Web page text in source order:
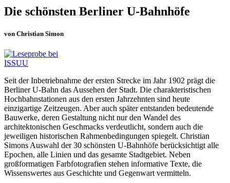
Die schönsten Berliner U-Bahnhöfe
von Christian Simon
Seit der Inbetriebnahme der ersten Strecke im Jahr 1902 prägt die
Berliner U-Bahn das Aussehen der Stadt. Die charakteristischen
Hochbahnstationen aus den ersten Jahrzehnten sind heute
einzigartige Zeitzeugen. Aber auch später entstanden bedeutende
Bauwerke, deren Gestaltung nicht nur den Wandel des
architektonischen Geschmacks verdeutlicht, sondern auch die
jeweiligen historischen Rahmenbedingungen spiegelt. Christian
Simons Auswahl der 30 schönsten U-Bahnhöfe berücksichtigt alle
Epochen, alle Linien und das gesamte Stadtgebiet. Neben
großformatigen Farbfotografien stehen informative Texte, die
Wissenswertes aus Geschichte und Gegenwart vermitteln.